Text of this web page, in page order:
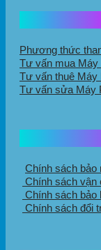
Phương thức
Tư vấn mua Máy
Tư vấn thuê Máy
Tư vấn sửa Máy
Chính sách bảo
Chính sách vận
Chính sách bảo
Chính sách đổi